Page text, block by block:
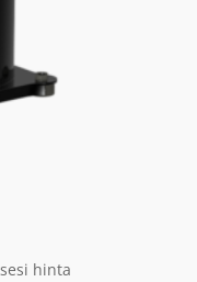
hinta